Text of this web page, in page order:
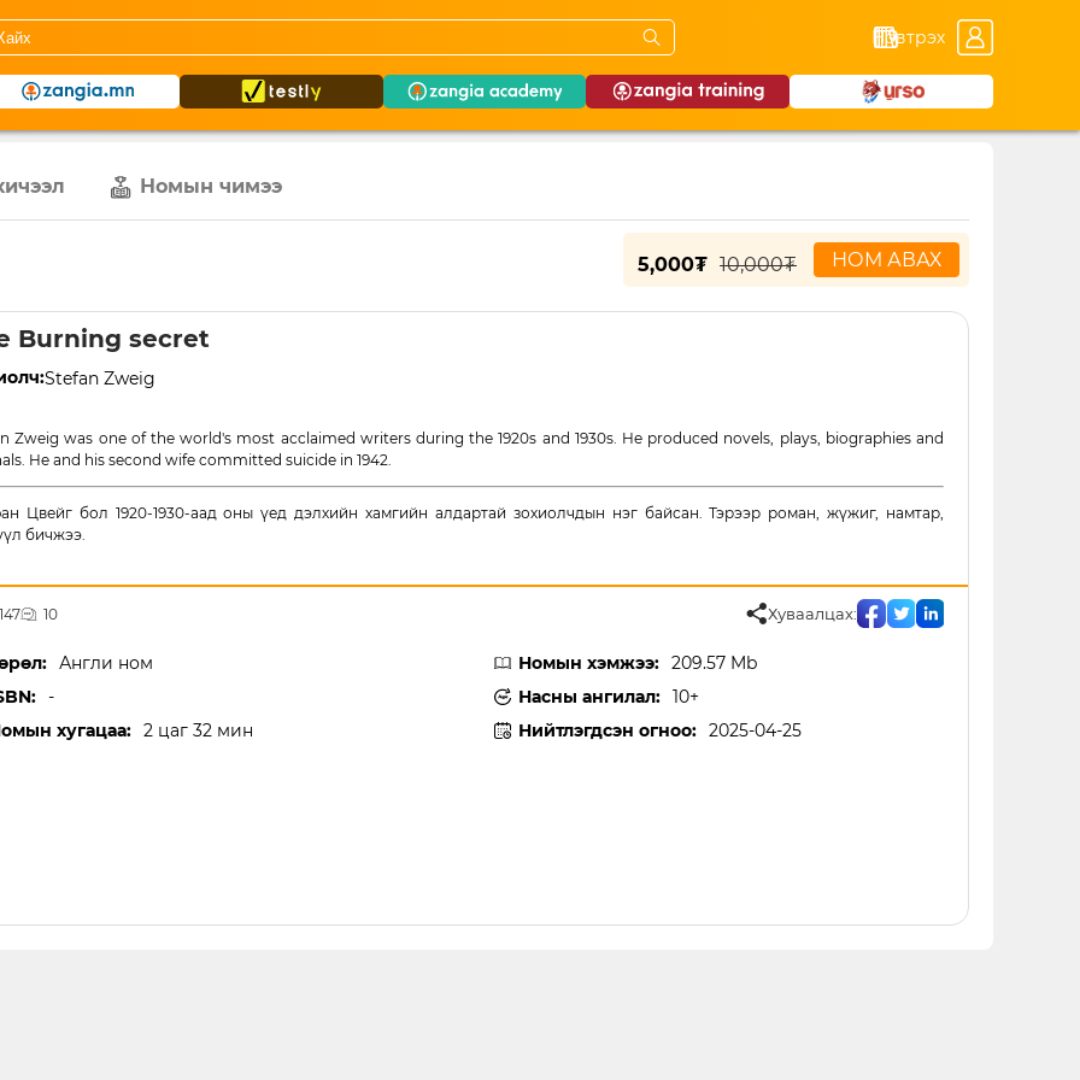
Нэвтрэх
Номын чимээ
5,000₮ 10,000₮ НОМ АВАХ
Burning secret
Stefan Zweig
Zweig was one of the world's most acclaimed writers during the 1920s and 1930s. He produced novels, plays, biographies and
He and his second wife committed suicide in 1942.
Цвейг бол 1920-1930-аад оны үед дэлхийн хамгийн алдартай зохиолчдын нэг байсан. Тэрээр роман, жүжиг, намтар,
бичжээ.
10 Хуваалцах:
Англи ном Номын хэмжээ: 209.57 Mb
- Насны ангилал: 10+
хугацаа: 2 цаг 32 мин Нийтлэгдсэн огноо: 2025-04-25